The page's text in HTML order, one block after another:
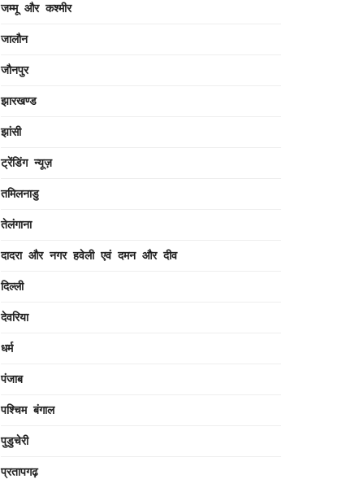
जम्मू और कश्मीर
जालौन
जौनपुर
झारखण्ड
झांसी
ट्रेंडिंग न्यूज़
तमिलनाडु
तेलंगाना
दादरा और नगर हवेली एवं दमन और दीव
दिल्ली
देवरिया
धर्म
पंजाब
पश्चिम बंगाल
पुडुचेरी
प्रतापगढ़